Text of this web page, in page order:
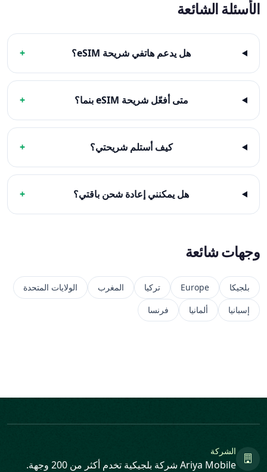
الأسئلة الشائعة
هل يدعم هاتفي شريحة eSIM؟ +
متى أفعّل شريحة eSIM بنما؟ +
كيف أستلم شريحتي؟ +
هل يمكنني إعادة شحن باقتي؟ +
وجهات شائعة
بلجيكا Europe تركيا المغرب
الولايات المتحدة
إسبانيا
ألمانيا فرنسا
الشركة
Ariya Mobile شركة بلجيكية تخدم أكثر من 200 وجهة.